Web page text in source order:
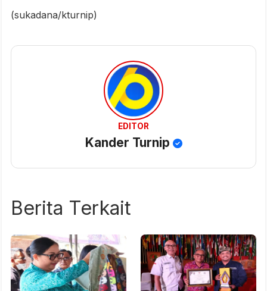
(sukadana/kturnip)
EDITOR
Kander Turnip
Berita Terkait